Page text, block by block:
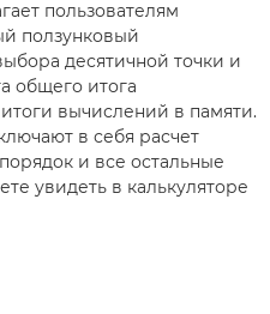
пользователям
ползунковый
десятичной точки и
общего итога
вычислений в памяти.
в себя расчет
и все остальные
увидеть в калькуляторе